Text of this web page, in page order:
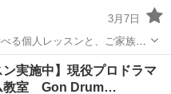
3月7日
２コースがあります。 入会
ので、 初心者の方、
ン実施中】現役プロドラマ
教室 Gon Drum…